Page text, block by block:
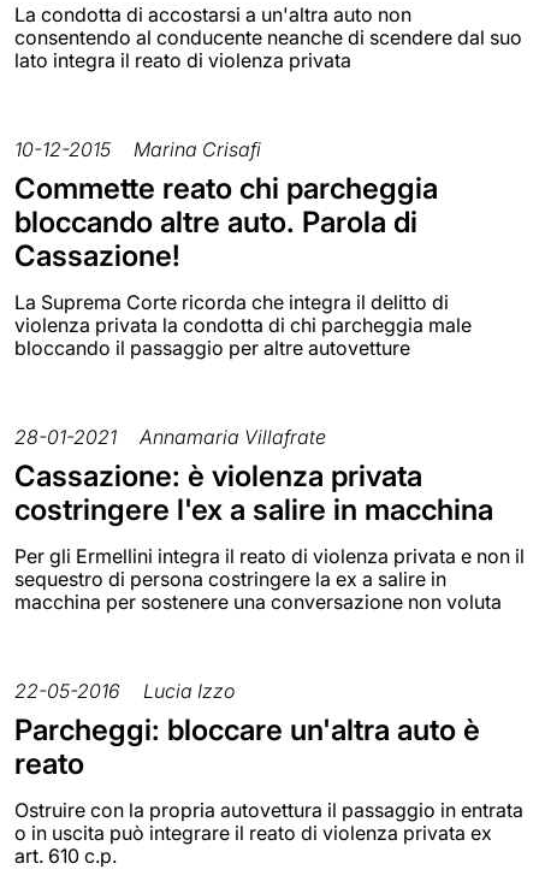
La condotta di accostarsi a un'altra auto non
consentendo al conducente neanche di scendere dal suo
lato integra il reato di violenza privata
10-12-2015 Marina Crisafi
Commette reato chi parcheggia
bloccando altre auto. Parola di
Cassazione!
La Suprema Corte ricorda che integra il delitto di
violenza privata la condotta di chi parcheggia male
bloccando il passaggio per altre autovetture
28-01-2021 Annamaria Villafrate
Cassazione: è violenza privata
costringere l'ex a salire in macchina
Per gli Ermellini integra il reato di violenza privata e non il
sequestro di persona costringere la ex a salire in
macchina per sostenere una conversazione non voluta
22-05-2016 Lucia Izzo
Parcheggi: bloccare un'altra auto è
reato
Ostruire con la propria autovettura il passaggio in entrata
o in uscita può integrare il reato di violenza privata ex
art. 610 c.p.